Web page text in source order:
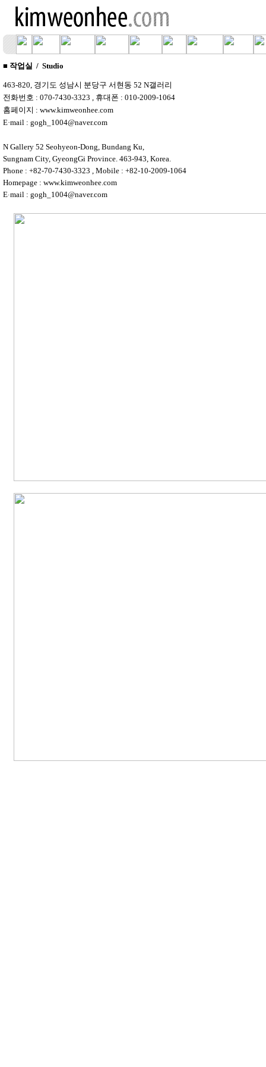
■ 작업실 / Studio
463-820, 경기도 성남시 분당구 서현동 52 N갤러리
전화번호 : 070-7430-3323 , 휴대폰 : 010-2009-1064
홈페이지 : www.kimweonhee.com
E·mail : gogh_1004@naver.com
N Gallery 52 Seohyeon-Dong, Bundang Ku,
Sungnam City, GyeongGi Province. 463-943, Korea.
Phone : +82-70-7430-3323 , Mobile : +82-10-2009-1064
Homepage : www.kimweonhee.com
E·mail : gogh_1004@naver.com